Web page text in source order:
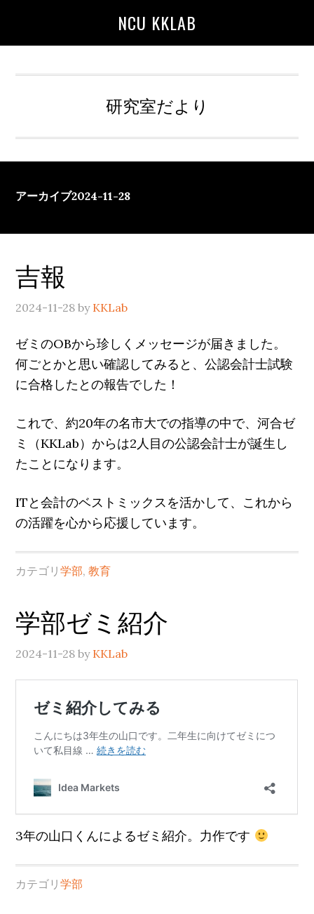
NCU KKLAB
研究室だより
アーカイブ2024-11-28
吉報
2024-11-28 by KKLab
ゼミのOBから珍しくメッセージが届きました。
何ごとかと思い確認してみると、公認会計士試験
に合格したとの報告でした！
これで、約20年の名市大での指導の中で、河合ゼ
ミ（KKLab）からは2人目の公認会計士が誕生し
たことになります。
ITと会計のベストミックスを活かして、これから
の活躍を心から応援しています。
カテゴリ学部,教育
学部ゼミ紹介
2024-11-28 by KKLab
3年の山口くんによるゼミ紹介。力作です
カテゴリ学部